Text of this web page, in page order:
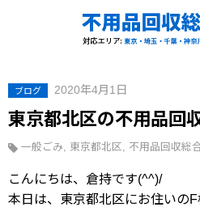
ブログ 2020年4月1日
東京都北区の不用品回
一般ごみ 東京都北区 不用品回収総
こんにちは、倉持です(^^)/
本日は、東京都北区にお住いの